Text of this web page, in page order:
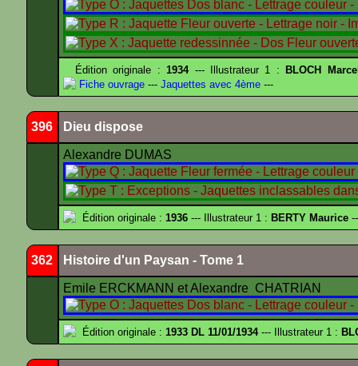
Édition originale :1934--- Illustrateur 1 :
BLOCH
Fiche ouvrage --- Jaquettes avec 4ème ---
396 Dieu dispose
Alexandre DUMAS
Édition originale : 1936 --- Illustrateur 1 : BERTY Maurice
362 Histoire d'un Paysan - Tome 1
Emile ERCKMANN et Alexandre CHATRIAN
Édition originale : 1933 DL 11/01/1934--- Illustrateur 1 :